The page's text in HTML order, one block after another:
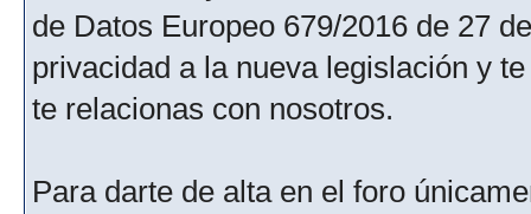
de Datos Europeo 679/2016 de 27
privacidad a la nueva legislación y
te relacionas con nosotros.
Para darte de alta en el foro